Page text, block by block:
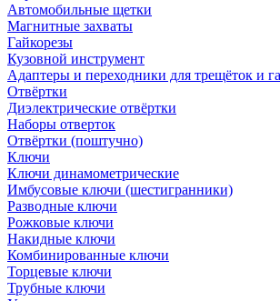
Автомобильные щетки
Магнитные захваты
Гайкорезы
Кузовной инструмент
Адаптеры и переходники для трещёток и
Отвёртки
Диэлектрические отвёртки
Наборы отверток
Отвёртки (поштучно)
Ключи
Ключи динамометрические
Имбусовые ключи (шестигранники)
Разводные ключи
Рожковые ключи
Накидные ключи
Комбинированные ключи
Торцевые ключи
Трубные ключи